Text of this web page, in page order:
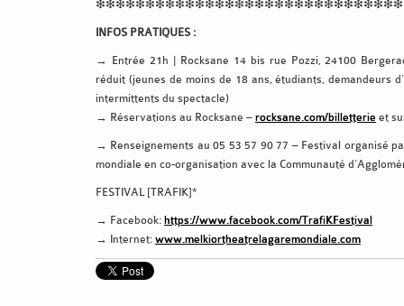
INFOS PRATIQUES :
→ Entrée 21h | Rocksane 14 bis rue Pozzi, 24100
réduit (jeunes de moins de 18 ans, étudiants, demandeurs
intermittents du spectacle)
→ Réservations au Rocksane – rocksane.com/billetterie et
→ Renseignements au 05 53 57 90 77 – Festival organisé
mondiale en co-organisation avec la Communauté
FESTIVAL [TRAFIK]*
→ Facebook: https://www.facebook.com/TrafiKFestival
→ Internet: www.melkiortheatrelagaremondiale.com